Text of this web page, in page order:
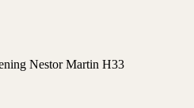
Nestor Martin H33